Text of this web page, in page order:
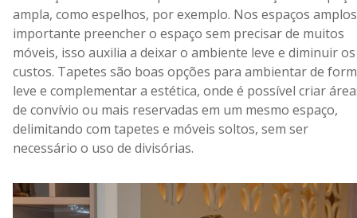
ampla, como espelhos, por exemplo. Nos espaços
importante preencher o espaço sem precisar de muitos
móveis, isso auxilia a deixar o ambiente leve e diminuir os
custos. Tapetes são boas opções para ambientar de
leve e complementar a estética, onde é possível criar
de convívio ou mais reservadas em um mesmo espaço,
delimitando com tapetes e móveis soltos, sem ser
necessário o uso de divisórias.